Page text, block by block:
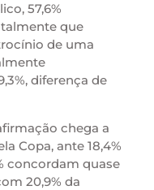
57,6%
que
de uma
diferença de
chega a
Copa, ante 18,4%
concordam quase
20,9% da